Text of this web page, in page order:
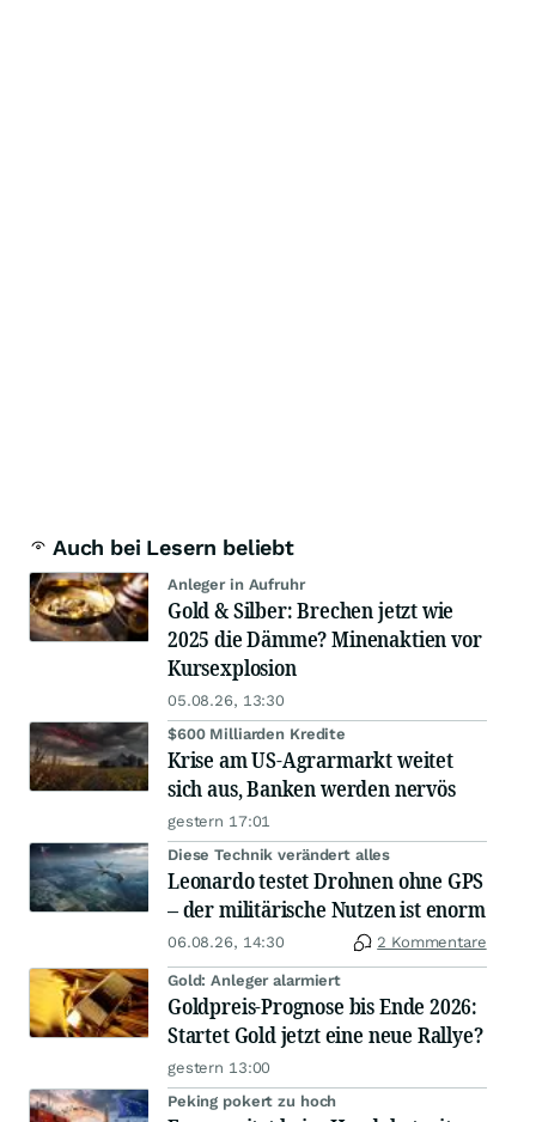
Auch bei Lesern beliebt
Anleger in Aufruhr
Gold & Silber: Brechen jetzt wie
2025 die Dämme? Minenaktien vor
Kursexplosion
05.08.26, 13:30
$600 Milliarden Kredite
Krise am US-Agrarmarkt weitet
sich aus, Banken werden nervös
gestern 17:01
Diese Technik verändert alles
Leonardo testet Drohnen ohne GPS
– der militärische Nutzen ist enorm
06.08.26, 14:30 2 Kommentare
Gold: Anleger alarmiert
Goldpreis-Prognose bis Ende 2026:
Startet Gold jetzt eine neue Rallye?
gestern 13:00
Peking pokert zu hoch